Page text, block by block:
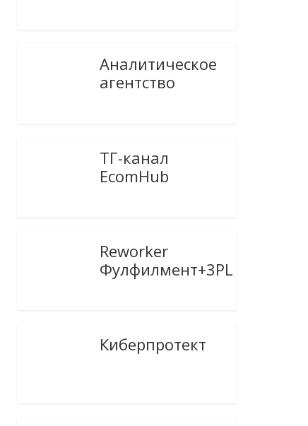
Аналитическое
агентство
ТГ-канал
EcomHub
Reworker
Фулфилмент+3PL
Киберпротект